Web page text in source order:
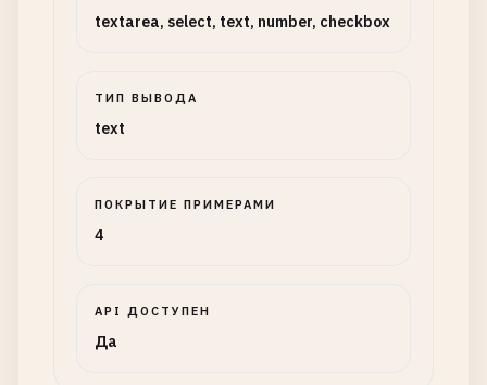
textarea, select, text, number, checkbox
ТИП ВЫВОДА
text
ПОКРЫТИЕ ПРИМЕРАМИ
4
API ДОСТУПЕН
Да